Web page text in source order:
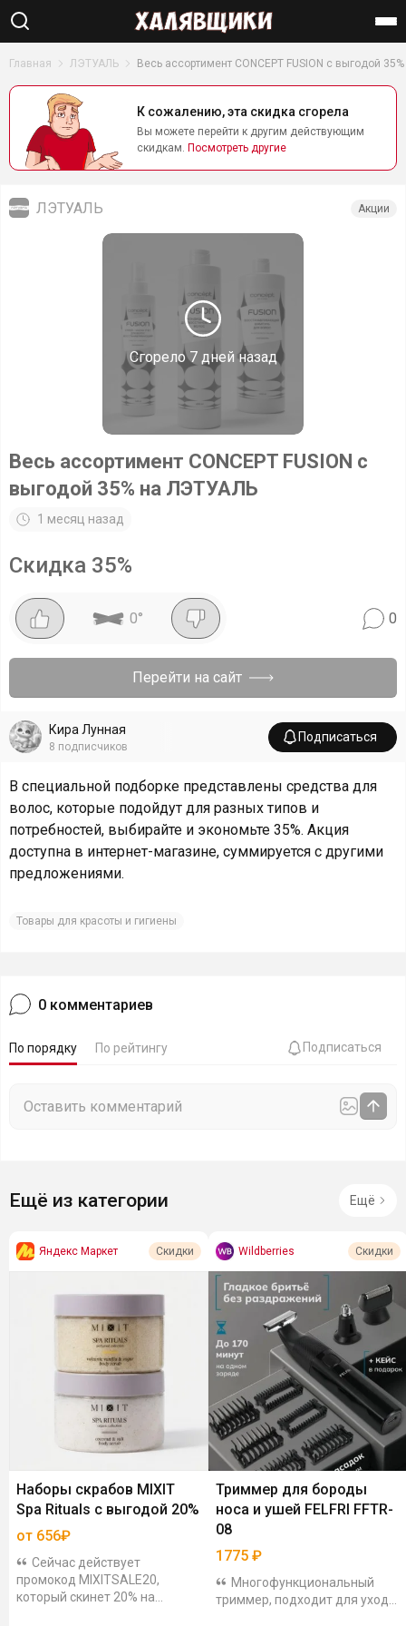
Найти
Главная ЛЭТУАЛЬ Весь ассортимент CONCEPT FUSION с выгодой 35%
К сожалению, эта скидка сгорела
Вы можете перейти к другим действующим
скидкам. Посмотреть другие
Сгорело7 дней назад
ЛЭТУАЛЬ Акции
Весь ассортимент CONCEPT FUSION с
выгодой 35% на ЛЭТУАЛЬ
1 месяц назад
Скидка 35%
0° 0
Перейти на сайт
Кира Лунная
8 подписчиков
Подписаться
В специальной подборке представлены средства для
волос, которые подойдут для разных типов и
потребностей, выбирайте и экономьте 35%. Акция
доступна в интернет-магазине, суммируется с другими
предложениями.
Товары для красоты и гигиены
0 комментариев
По порядку По рейтингу Подписаться
Ещё из категории Ещё
Яндекс Маркет Скидки
Наборы скрабов MIXIT
Spa Rituals с выгодой 20%
от 656₽
Сейчас действует
промокод MIXITSALE20,
который скинет 20% на
Wildberries Скидки
Триммер для бороды
носа и ушей FELFRI FFTR-
08
1775 ₽
Многофункциональный
триммер, подходит для ухода